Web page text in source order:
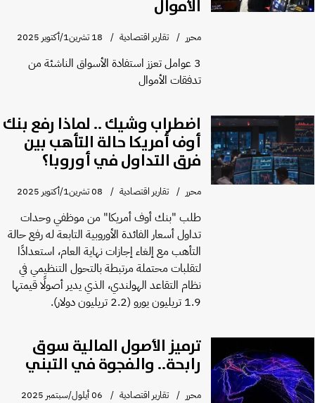
الأموال
محرر تقارير اقتصادية 18 تشرين1/أكتوير 2025
3 عوامل تعزز استفادة الأسواق الناشئة من
تدفقات الأموال
اضطراب وشيك .. لماذا رفع بنك
أوف أمريكا حالة التأهب بين
فرق التداول في أوروبا؟
محرر تقارير اقتصادية 08 تشرين1/أكتوير 2025
طلب "بنك أوف أمريكا" من موظفي وحدات
تداول أسعار الفائدة الأوروبية التابعة له رفع حالة
التأهب مع إلغاء إجازات نهاية العام، استعدادًا
لتقلبات محتملة مرتبطة بالتحول التنظيمي في
نظام التقاعد الهولندي، الذي يدير أصولًا قيمتها
1.9 تريليون يورو (2.2 تريليون دولار).
ترميز الأصول المالية سوق
رابحة.. والفجوة في التبني
محرر تقارير اقتصادية 06 أيلول/سبتمبر 2025